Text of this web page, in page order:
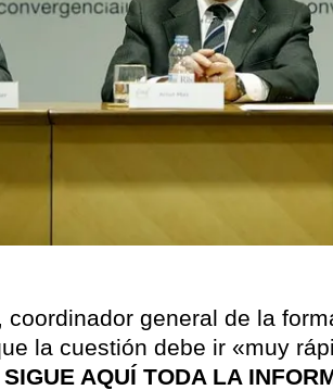
coordinador general de la
la cuestión debe ir «muy
SIGUE AQUÍ TODA LA